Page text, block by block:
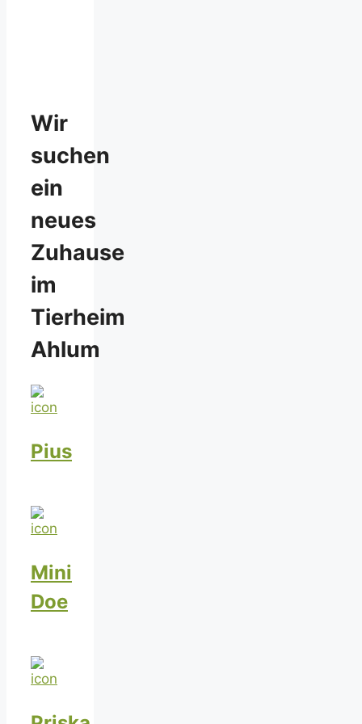
Wir
suchen
ein
neues
Zuhause
im
Tierheim
Ahlum
Pius
Mini
Doe